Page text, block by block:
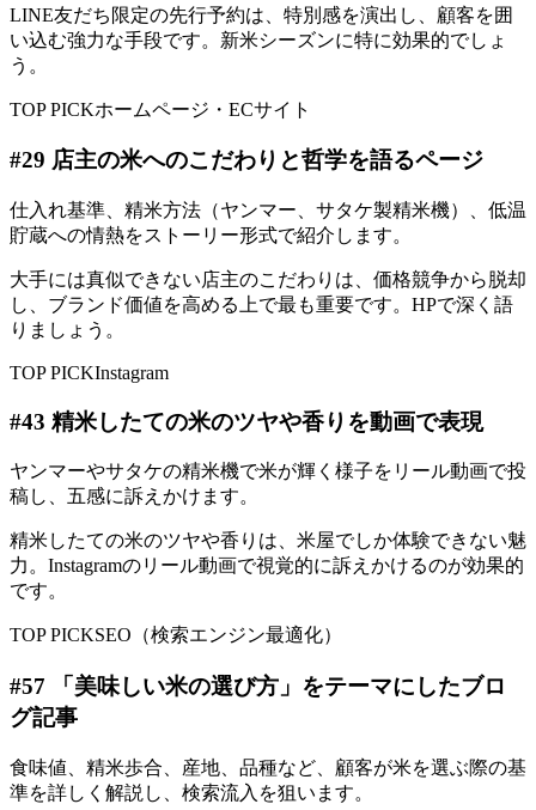
LINE友だち限定の先行予約は、特別感を演出し、顧客を囲
い込む強力な手段です。新米シーズンに特に効果的でしょ
う。
TOP PICKホームページ・ECサイト
#29 店主の米へのこだわりと哲学を語るページ
仕入れ基準、精米方法（ヤンマー、サタケ製精米機）、低温
貯蔵への情熱をストーリー形式で紹介します。
大手には真似できない店主のこだわりは、価格競争から脱却
し、ブランド価値を高める上で最も重要です。HPで深く語
りましょう。
TOP PICKInstagram
#43 精米したての米のツヤや香りを動画で表現
ヤンマーやサタケの精米機で米が輝く様子をリール動画で投
稿し、五感に訴えかけます。
精米したての米のツヤや香りは、米屋でしか体験できない魅
力。Instagramのリール動画で視覚的に訴えかけるのが効果的
です。
TOP PICKSEO（検索エンジン最適化）
#57
「美味しい米の選び方」をテーマにしたブロ
グ記事
食味値、精米歩合、産地、品種など、顧客が米を選ぶ際の基
準を詳しく解説し、検索流入を狙います。